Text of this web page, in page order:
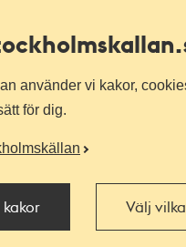
använder vi kakor,
för dig.
Välj